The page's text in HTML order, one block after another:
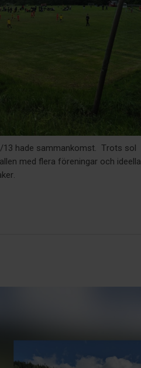
hade sammankomst. Trots sol
med flera föreningar och ideella